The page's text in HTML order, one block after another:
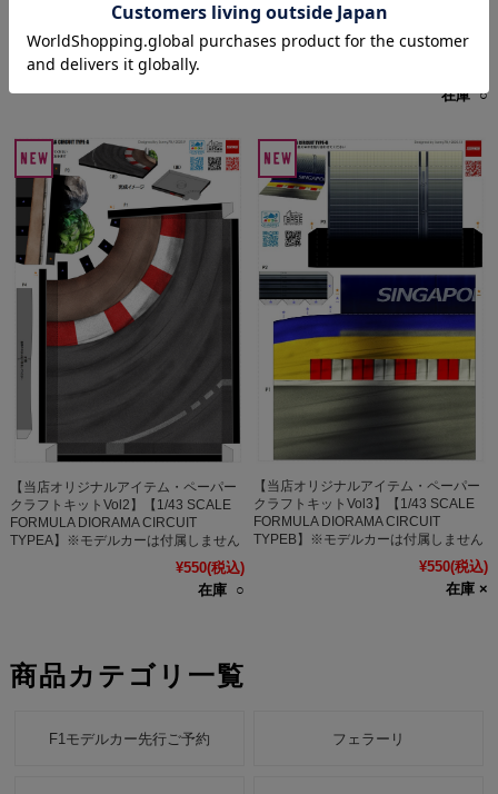
クラフトキットVol1】【1/43 SCALE
PITBOX DIORAMA TYPEA】※モデル
カーは付属しません
在庫 ○
【当店オリジナルアイテム・ペーパー
クラフトキットVol2】【1/43 SCALE
FORMULA DIORAMA CIRCUIT
TYPEA】※モデルカーは付属しません
¥550(税込)
在庫 ○
【当店オリジナルアイテム・ペーパー
クラフトキットVol3】【1/43 SCALE
FORMULA DIORAMA CIRCUIT
TYPEB】※モデルカーは付属しません
¥550(税込)
在庫 ×
商品カテゴリ一覧
F1モデルカー先行ご予約 フェラーリ